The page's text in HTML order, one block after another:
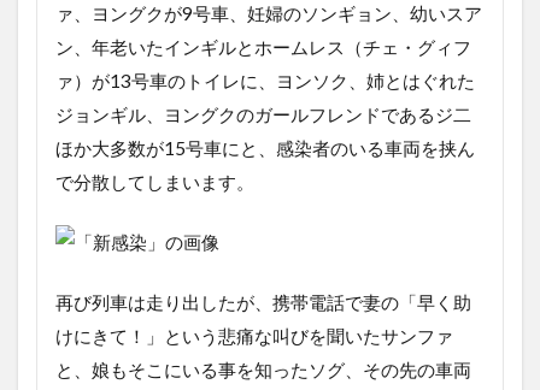
ァ、ヨングクが9号車、妊婦のソンギョン、幼いスア
ン、年老いたインギルとホームレス（チェ・グィフ
ァ）が13号車のトイレに、ヨンソク、姉とはぐれた
ジョンギル、ヨングクのガールフレンドであるジ二
ほか大多数が15号車にと、感染者のいる車両を挟ん
で分散してしまいます。
再び列車は走り出したが、携帯電話で妻の「早く助
けにきて！」という悲痛な叫びを聞いたサンファ
と、娘もそこにいる事を知ったソグ、その先の車両